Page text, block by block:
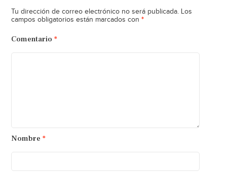
Tu dirección de correo electrónico no será publicada. Los
campos obligatorios están marcados con *
Comentario *
Nombre *